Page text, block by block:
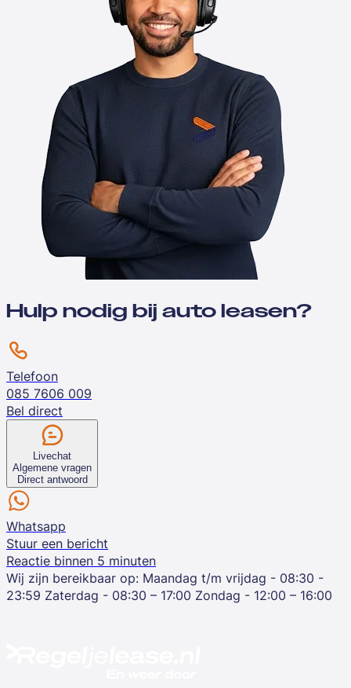
Hulp nodig bij auto leasen?
Telefoon
085 7606 009
Bel direct
Livechat
Algemene vragen
Direct antwoord
Whatsapp
Stuur een bericht
Reactie binnen 5 minuten
Wij zijn bereikbaar op: Maandag t/m vrijdag - 08:30 -
23:59 Zaterdag - 08:30 – 17:00 Zondag - 12:00 – 16:00